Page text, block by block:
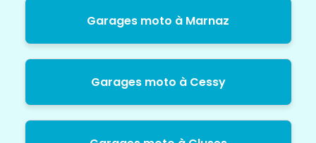
Garages moto à Marnaz
Garages moto à Cessy